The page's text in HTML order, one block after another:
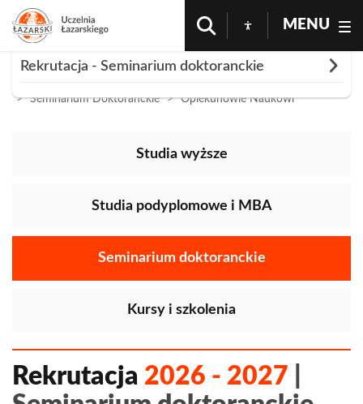
MENU
Seminarium Doktoranckie
Opiekunowie Naukowi
Studia wyższe
Studia podyplomowe i MBA
Seminarium doktoranckie
Kursy i szkolenia
Rekrutacja 2026 - 2027
Rekrutacja - Seminarium doktoranckie
Rozwiń
Zarejestruj się!
Opiekunowie naukowi